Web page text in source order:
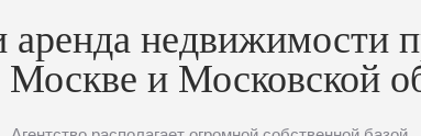
недвижимости
Москве и Московской